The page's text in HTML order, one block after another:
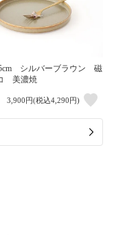
シルバーブラウン 磁
美濃焼
3,900円(税込4,290円)